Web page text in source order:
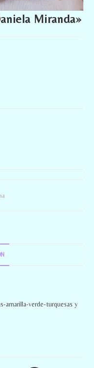
Miranda»
amarilla-verde-turquesas y